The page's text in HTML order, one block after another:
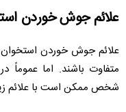
علائم جوش خوردن
علائم جوش خوردن
متفاوت باشند. اما
شخص ممکن است با علائم